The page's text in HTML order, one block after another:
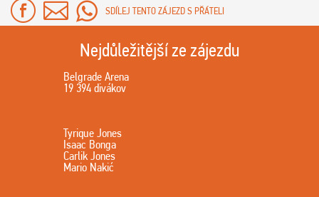
SDÍLEJ TENTO ZÁJEZD S PŘÁTELI
Nejdůležitější ze zájezdu
Belgrade Arena
19 394 divákov
Tyrique Jones
Isaac Bonga
Carlik Jones
Mario Nakić